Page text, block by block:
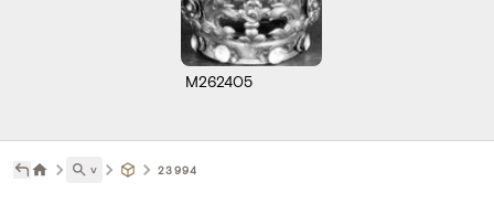
M262405
˅ 23994